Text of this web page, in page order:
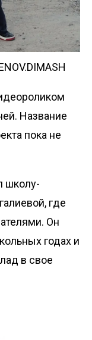
Название
пока не
школу-
где
Он
годах и
в свое